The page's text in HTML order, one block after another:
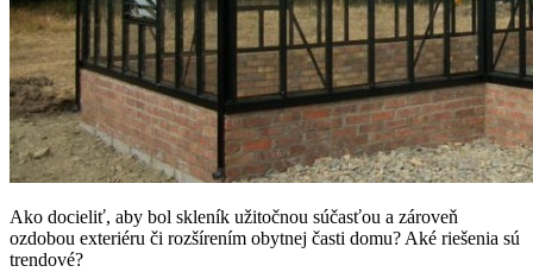
Ako docieliť, aby bol skleník užitočnou súčasťou a zároveň
ozdobou exteriéru či rozšírením obytnej časti domu? Aké riešenia sú
trendové?